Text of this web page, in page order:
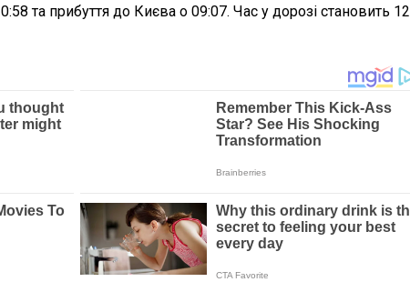
та прибуття до Києва о 09:07. Час у дорозі становить 12